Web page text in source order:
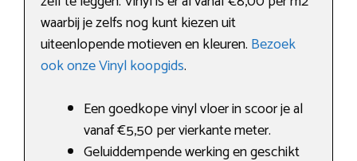
waarbij je zelfs nog kunt kiezen uit
uiteenlopende motieven en kleuren. Bezoek
ook onze Vinyl koopgids.
Een goedkope vinyl vloer in scoor je al
vanaf €5,50 per vierkante meter.
Geluiddempende werking en geschikt